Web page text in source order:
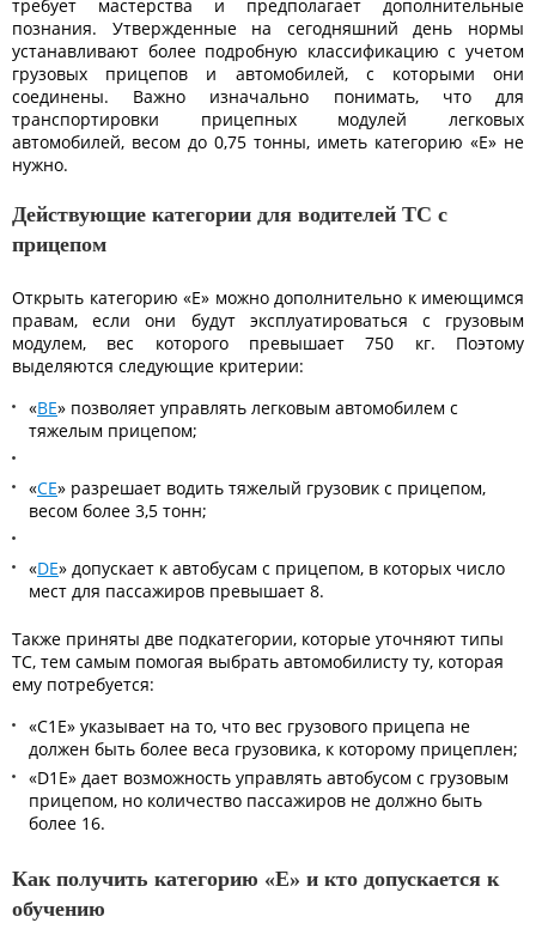
требует мастерства и предполагает дополнительные
познания. Утвержденные на сегодняшний день нормы
устанавливают более подробную классификацию с учетом
грузовых прицепов и автомобилей, с которыми они
соединены. Важно изначально понимать, что для
транспортировки прицепных модулей легковых
автомобилей, весом до 0,75 тонны, иметь категорию «Е» не
нужно.
Действующие категории для водителей ТС с
прицепом
Открыть категорию «Е» можно дополнительно к имеющимся
правам, если они будут эксплуатироваться с грузовым
модулем, вес которого превышает 750 кг. Поэтому
выделяются следующие критерии:
«BE» позволяет управлять легковым автомобилем с
тяжелым прицепом;
«CE» разрешает водить тяжелый грузовик с прицепом,
весом более 3,5 тонн;
«DE» допускает к автобусам с прицепом, в которых число
мест для пассажиров превышает 8.
Также приняты две подкатегории, которые уточняют типы
ТС, тем самым помогая выбрать автомобилисту ту, которая
ему потребуется:
«C1E» указывает на то, что вес грузового прицепа не
должен быть более веса грузовика, к которому прицеплен;
«D1E» дает возможность управлять автобусом с грузовым
прицепом, но количество пассажиров не должно быть
более 16.
Как получить категорию «Е» и кто допускается к
обучению